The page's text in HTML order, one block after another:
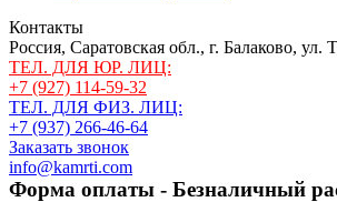
Контакты
Россия, Саратовская обл., г. Балаково, ул.
ТЕЛ. ДЛЯ ЮР. ЛИЦ:
+7 (927) 114-59-32
ТЕЛ. ДЛЯ ФИЗ. ЛИЦ:
+7 (937) 266-46-64
Заказать звонок
info@kamrti.com
Форма оплаты - Безналичный